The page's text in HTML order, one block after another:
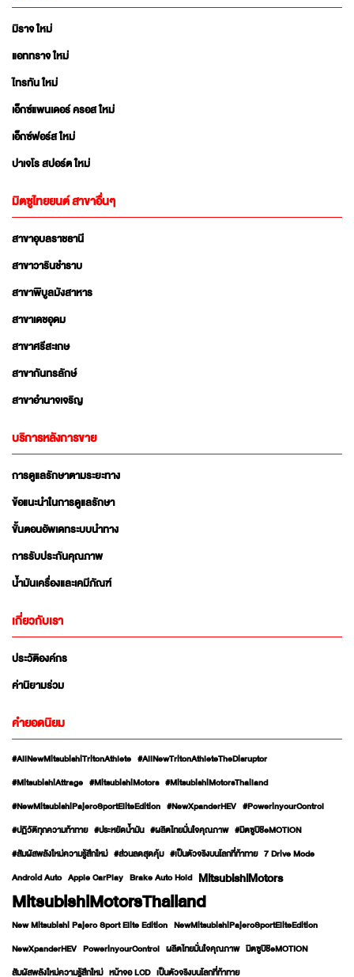
มิราจ ใหม่
แอททราจ ใหม่
ไทรทัน ใหม่
เอ็กซ์แพนเดอร์ ครอส ใหม่
เอ็กซ์ฟอร์ส ใหม่
ปาเจโร สปอร์ต ใหม่
มิตซูไทยยนต์ สาขาอื่นๆ
สาขาอุบลราชธานี
สาขาวารินชำราบ
สาขาพิบูลมังสาหาร
สาขาเดชอุดม
สาขาศรีสะเกษ
สาขากันทรลักษ์
สาขาอำนาจเจริญ
บริการหลังการขาย
การดูแลรักษาตามระยะทาง
ข้อแนะนำในการดูแลรักษา
ขั้นตอนอัพเดทระบบนำทาง
การรับประกันคุณภาพ
น้ำมันเครื่องและเคมีภัณฑ์
เกี่ยวกับเรา
ประวัติองค์กร
ค่านิยามร่วม
คำยอดนิยม
#AllNewMitsubishiTritonAthlete #AllNewTritonAthleteTheDisruptor
#MitsubishiAttrage #MitsubishiMotors #MitsubishiMotorsThailand
#NewMitsubishiPajeroSportEliteEdition #NewXpanderHEV #PowerinyourControl
#ปฏิวัติทุกความท้าทาย #ประหยัดน้ำมัน #ผลิตไทยมั่นใจคุณภาพ #มิตซูบิชิeMOTION
#สัมผัสพลังใหม่ความรู้สึกใหม่ #ส่วนลดสุดคุ้ม #เป็นตัวจริงบนโลกที่ท้าทาย 7 Drive Mode
Android Auto Apple CarPlay Brake Auto Hold MitsubishiMotors
MitsubishiMotorsThailand
New Mitsubishi Pajero Sport Elite Edition NewMitsubishiPajeroSportEliteEdition
NewXpanderHEV PowerinyourControl ผลิตไทยมั่นใจคุณภาพ มิตซูบิชิeMOTION
สัมผัสพลังใหม่ความรู้สึกใหม่ หน้าจอ LCD เป็นตัวจริงบนโลกที่ท้าทาย